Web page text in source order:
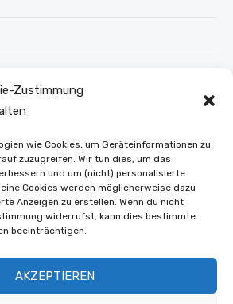
Zustimmung
wie Cookies, um Geräteinformationen zu
zuzugreifen. Wir tun dies, um das
und um (nicht) personalisierte
Cookies werden möglicherweise dazu
Anzeigen zu erstellen. Wenn du nicht
widerrufst, kann dies bestimmte
beeinträchtigen.
AKZEPTIEREN